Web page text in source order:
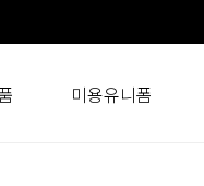
미용유니폼